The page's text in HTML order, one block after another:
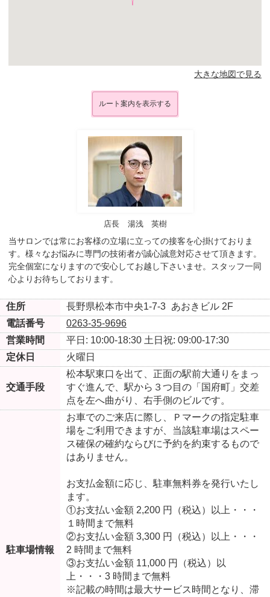
大きな地図で見る
ルート案内を表示する
店長 湯浅 英樹
当サロンでは常にお客様の立場に立っての接客を心掛けておりま
す。様々なお悩みに専門の技術者が誠心誠意対応させて頂きます。
完全個室になりますので安心してお越し下さいませ。スタッフ一同
心よりお待ちしております。
住所 長野県松本市中央1-7-3 あおきビル 2F
電話番号
0263-35-9696
営業時間
平日: 10:00-18:30 土日祝: 09:00-17:30
定休日
火曜日
交通手段
松本駅東口を出て、正面の駅前大通りをまっ
すぐ進んで、駅から３つ目の「国府町」交差
点を左へ曲がり、右手側のビルです。
駐車場情報
お車でのご来店に際し、Ｐマークの指定駐車
場をご利用できますが、当該駐車場はスペー
ス確保の確約ならびに予約を約束するもので
はありません。
お支払金額に応じ、駐車無料券を発行いたし
ます。
①お支払い金額 2,200 円（税込）以上・・・
１時間まで無料
②お支払い金額 3,300 円（税込）以上・・・
2 時間まで無料
③お支払い金額 11,000 円（税込）以
上・・・3 時間まで無料
※記載の時間は最大サービス時間となり、滞